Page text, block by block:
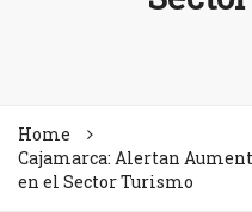
Home
Cajamarca: Alertan
en el Sector Turismo